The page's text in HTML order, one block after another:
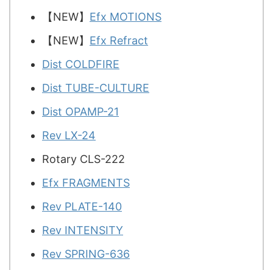
【NEW】 Efx MOTIONS
【NEW】 Efx Refract
Dist COLDFIRE
Dist TUBE-CULTURE
Dist OPAMP-21
Rev LX-24
Rotary CLS-222
Efx FRAGMENTS
Rev PLATE-140
Rev INTENSITY
Rev SPRING-636